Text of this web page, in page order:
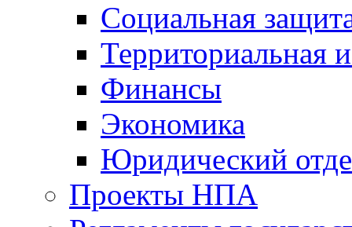
Социальная
Территориальная
Финансы
Экономика
Юридический
Проекты НПА